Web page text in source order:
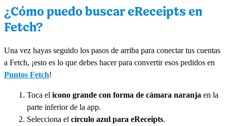
¿Cómo puedo buscar eReceipts en
Fetch?
Una vez hayas seguido los pasos de arriba para conectar tus cuentas
a Fetch, ¡esto es lo que debes hacer para convertir esos pedidos en
Puntos Fetch!
Toca el icono grande con forma de cámara naranja en la
parte inferior de la app.
Selecciona el círculo azul para eReceipts.